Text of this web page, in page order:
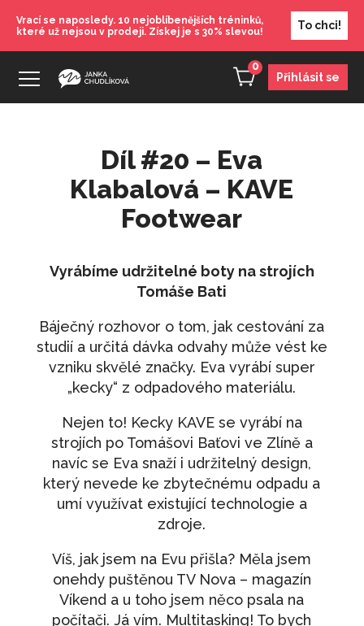
Vrací se naposledy. 10 nejoblíbenějších tréninků,
které už nejsou v prodeji. Získej je s 30% slevou!
To chci!
0
Přihlásit se
Díl #20 – Eva
Klabalová – KAVE
Footwear
Vyrábíme udržitelné boty na strojích
Tomáše Bati
Báječný rozhovor o tom, jak cestování za
studií a určitá dávka odvahy může vést ke
vzniku skvělé značky. Eva vyrábí super
„kecky“ z odpadového materiálu.
Nejen to! Kecky KAVE se vyrábí na
strojích po Tomášovi Baťovi ve Zlíně a
navíc se Eva snaží i udržitelný design,
který nevede ke zbytečnému odpadu a
umí využívat existující technologie a
zdroje.
Víš, jak jsem na Evu přišla? Měla jsem
onehdy puštěnou TV Nova – magazín
Víkend a u toho jsem něco psala na
počítači. Já vím. Multitasking! To bych
Nakopni se!
890Kč +
Multitasking - virus doby
Trénink: Leden 2 - Máš zlozvyk? Tvoje
490Kč + PŘIDAT
Jak se mít rád (přednáška)
490Kč +
Trénink: Březen - Stres? To nechceš!
490 Kč + PŘIDAT
Večerní meditace
350Kč + PŘIDAT
Nakopni se!
890 Kč + PŘIDAT
Multitasking - virus doby
690Kč + PŘIDAT